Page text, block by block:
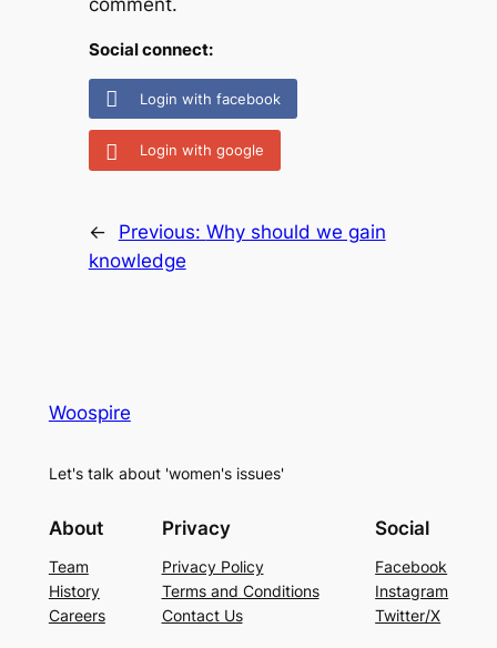
Social connect:
Login with facebook
Login with google
← Previous: Why should we gain
knowledge
Woospire
Let's talk about 'women's issues'
About
Team
History
Careers
Privacy
Privacy Policy
Terms and Conditions
Contact Us
Social
Facebook
Instagram
Twitter/X